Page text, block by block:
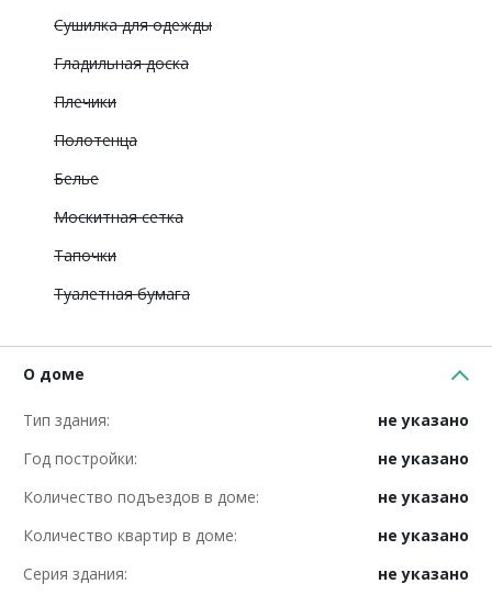
Сушилка для одежды
Гладильная доска
Плечики
Полотенца
Белье
Москитная сетка
Тапочки
Туалетная бумага
О доме
Тип здания:
не указано
Год постройки:
не указано
Количество подъездов в доме:
не указано
Количество квартир в доме:
не указано
Серия здания:
не указано